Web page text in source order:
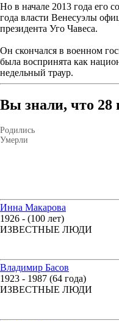
Но в начале 2013 года его
года власти Венесуэлы
президента Уго Чавеса.
Он скончался в военном
была воспринята как
недельный траур.
Вы знали, что 28
Родились
Умерли
Инна Макарова
1926 - (100 лет)
ИЗВЕСТНЫЕ ЛЮДИ
Владимир Басов
1923 - 1987 (64 года)
ИЗВЕСТНЫЕ ЛЮДИ